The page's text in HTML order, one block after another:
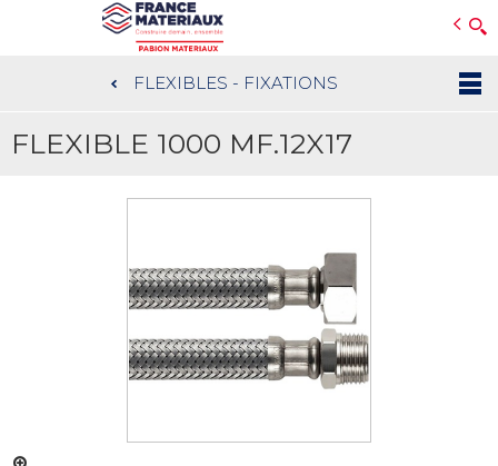
au
contenu
FLEXIBLES - FIXATIONS
FLEXIBLE 1000 MF.12X17